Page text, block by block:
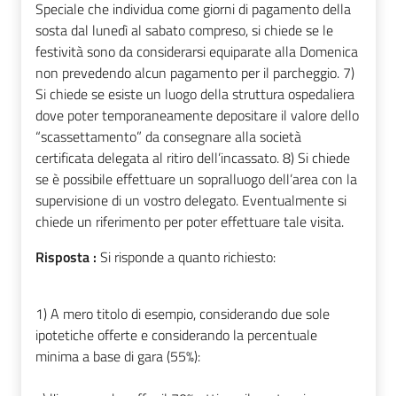
Speciale che individua come giorni di pagamento della
sosta dal lunedì al sabato compreso, si chiede se le
festività sono da considerarsi equiparate alla Domenica
non prevedendo alcun pagamento per il parcheggio. 7)
Si chiede se esiste un luogo della struttura ospedaliera
dove poter temporaneamente depositare il valore dello
“scassettamento” da consegnare alla società
certificata delegata al ritiro dell’incassato. 8) Si chiede
se è possibile effettuare un sopralluogo dell’area con la
supervisione di un vostro delegato. Eventualmente si
chiede un riferimento per poter effettuare tale visita.
Risposta : Si risponde a quanto richiesto:
1) A mero titolo di esempio, considerando due sole
ipotetiche offerte e considerando la percentuale
minima a base di gara (55%):